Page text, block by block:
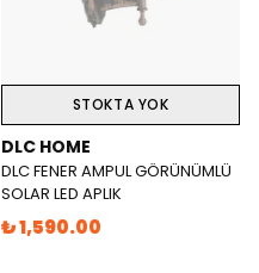
STOKTA YOK
DLC HOME
DLC FENER AMPUL GÖRÜNÜMLÜ
SOLAR LED APLIK
₺ 1,590.00